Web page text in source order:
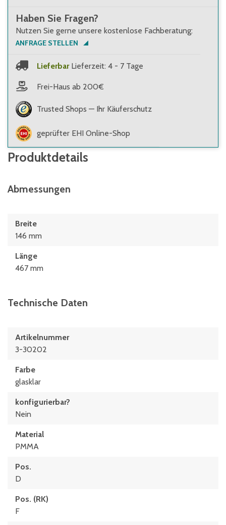
Haben Sie Fragen?
Nutzen Sie gerne unsere kostenlose Fachberatung:
ANFRAGE STELLEN
Lieferbar Lieferzeit: 4 - 7 Tage
Frei-Haus ab 200€
Trusted Shops — Ihr Käuferschutz
geprüfter EHI Online-Shop
Produktdetails
Abmessungen
Breite
146 mm
Länge
467 mm
Technische Daten
Artikelnummer
3-30202
Farbe
glasklar
konfigurierbar?
Nein
Material
PMMA
Pos.
D
Pos. (RK)
F